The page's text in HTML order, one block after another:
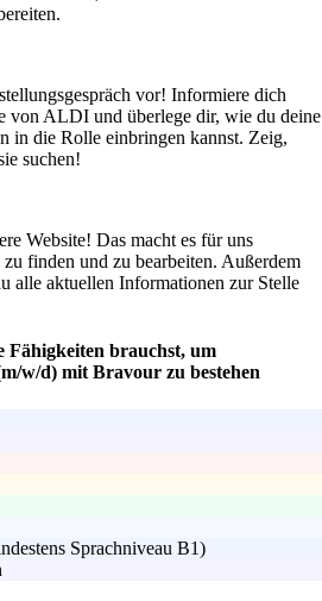
vor! Informiere dich
von ALDI und überlege dir, wie du deine
in die Rolle einbringen kannst. Zeig,
suchen!
Website! Das macht es für uns
finden und zu bearbeiten. Außerdem
alle aktuellen Informationen zur Stelle
Fähigkeiten brauchst, um
w/d) mit Bravour zu bestehen
Sprachniveau B1)